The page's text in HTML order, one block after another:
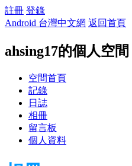
註冊 登錄
Android 台灣中文網 返回首頁
ahsing17的個人空間
空間首頁
記錄
日誌
相冊
留言板
個人資料